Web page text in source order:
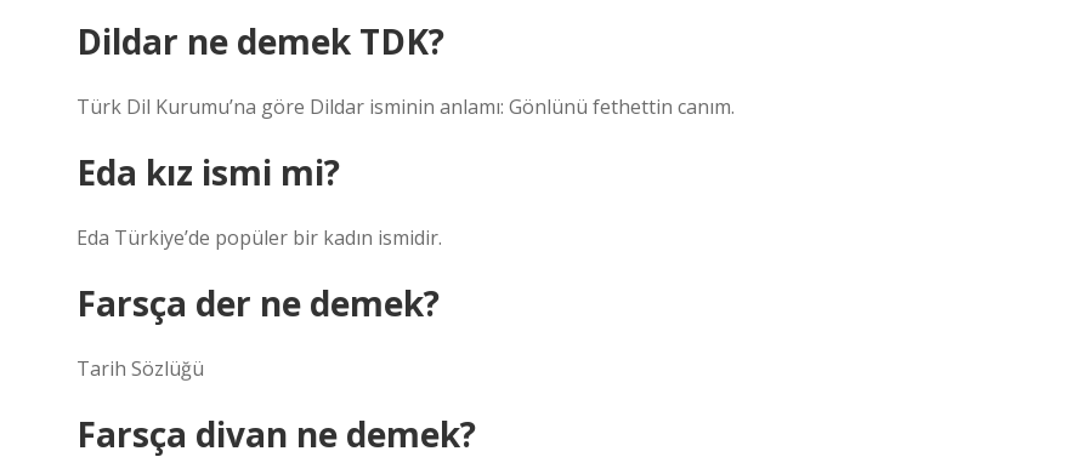
Dildar ne demek TDK?
Türk Dil Kurumu’na göre Dildar isminin anlamı: Gönlünü fethettin canım.
Eda kız ismi mi?
Eda Türkiye’de popüler bir kadın ismidir.
Farsça der ne demek?
Tarih Sözlüğü
Farsça divan ne demek?